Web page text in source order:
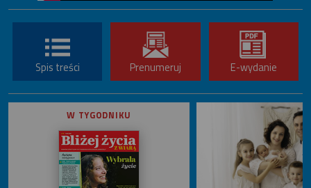
Spis treści Prenumeruj E-wydanie
W TYGODNIKU